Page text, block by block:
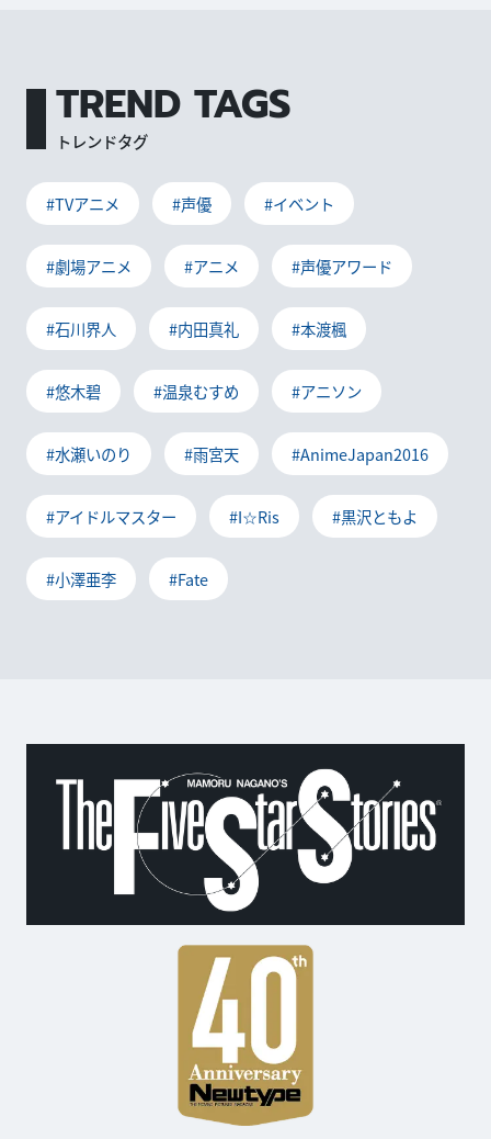
TREND TAGS
トレンドタグ
#TVアニメ #声優 #イベント
#劇場アニメ #アニメ #声優アワード
#石川界人 #内田真礼 #本渡楓
#悠木碧 #温泉むすめ #アニソン
#水瀬いのり #雨宮天 #AnimeJapan2016
#アイドルマスター #I☆Ris #黒沢ともよ
#小澤亜李 #Fate